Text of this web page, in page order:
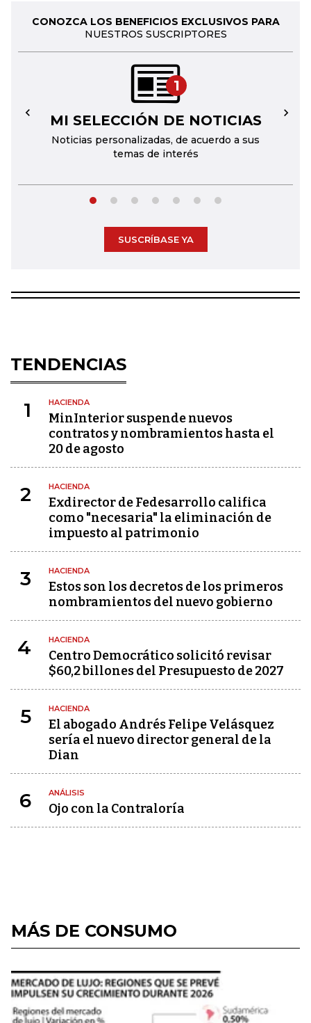
CONOZCA LOS BENEFICIOS EXCLUSIVOS PARA
NUESTROS SUSCRIPTORES
1
MI SELECCIÓN DE NOTICIAS
Noticias personalizadas, de acuerdo a sus
temas de interés
← →
SUSCRÍBASE YA
TENDENCIAS
1 HACIENDA
MinInterior suspende nuevos
contratos y nombramientos hasta el
20 de agosto
2 HACIENDA
Exdirector de Fedesarrollo califica
como "necesaria" la eliminación de
impuesto al patrimonio
3 HACIENDA
Estos son los decretos de los primeros
nombramientos del nuevo gobierno
4 HACIENDA
Centro Democrático solicitó revisar
$60,2 billones del Presupuesto de 2027
5 HACIENDA
El abogado Andrés Felipe Velásquez
sería el nuevo director general de la
Dian
6 ANÁLISIS
Ojo con la Contraloría
MÁS DE CONSUMO